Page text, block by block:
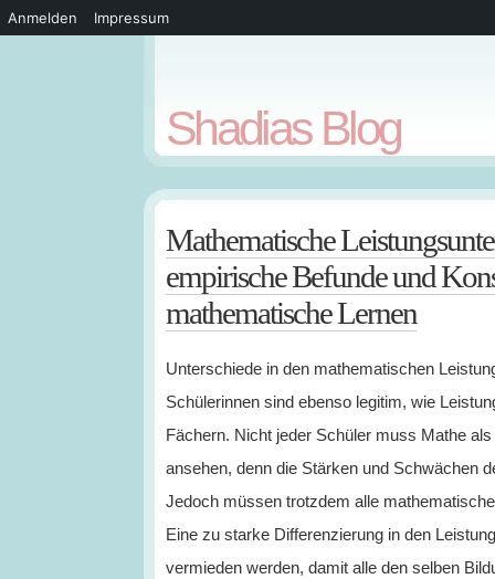
Shadias Blog
Mathematische
empirische Befunde und
mathematische Lernen
Unterschiede in den mathematischen
Schülerinnen sind ebenso legitim, wie
Fächern. Nicht jeder Schüler muss Mathe
ansehen, denn die Stärken und Schwächen
Jedoch müssen trotzdem alle
Eine zu starke Differenzierung in den
vermieden werden, damit alle den selben
Anmelden Impressum